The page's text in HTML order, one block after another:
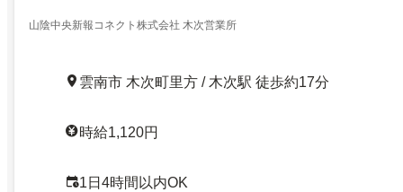
山陰中央新報コネクト株式会社 木次営業所
雲南市 木次町里方 / 木次駅 徒歩約17分
時給1,120円
1日4時間以内OK